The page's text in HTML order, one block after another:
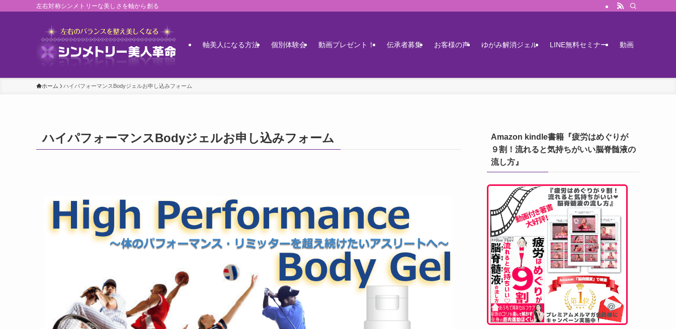
左右対称シンメトリーな美しさを軸から創る
軸美人になる方法 個別体験会 動画プレゼント！ 伝承者募集 お客様の声 ゆがみ解消ジェル LINE無料セミナー 動画
ホーム ハイパフォーマンスBodyジェルお申し込みフォーム
ハイパフォーマンスBodyジェルお申し込みフォーム
Amazon kindle書籍『疲労はめぐりが
９割！流れると気持ちがいい脳脊髄液の
流し方』